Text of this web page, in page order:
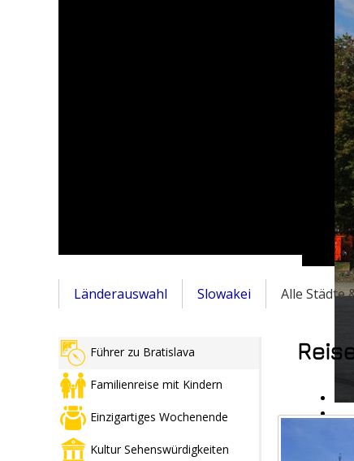
Länderauswahl Slowakei Alle Städte
Führer zu Bratislava
Familienreise mit Kindern
Einzigartiges Wochenende
Kultur Sehenswürdigkeiten